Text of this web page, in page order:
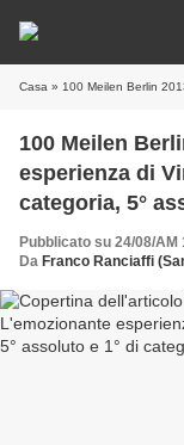
Casa » 100 Meilen Berlin 2013 (2^ ed.).
100 Meilen
esperienza di
categoria, 5°
Pubblicato su 24/08/AM
Da Franco Ranciaffi